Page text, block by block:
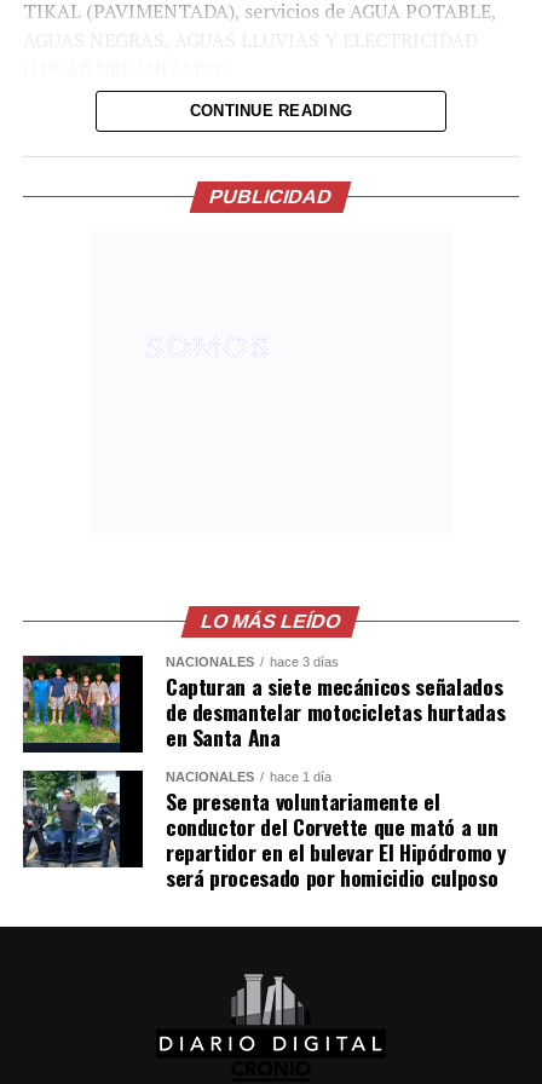
Comparte esto:
Facebook X
Me gusta esto:
TIKAL (PAVIMENTADA), servicios de AGUA POTABLE,
EL FINANCIAMIENTO LO PUEDE TRAMITAR EN
CUALQUIER INSTITUCIÓN FINANCIERA DE SU
INTERÉS, PARA MÁS INFORMACIÓN CONTACTAME AL
WHATSAPP: 7496 8521 / 7599-9181
UBICACIÓN:
https://maps.app.goo.gl/ueVNHEHmexK4zCJm9
CONTINUE READING
PUBLICIDAD
LO MÁS LEÍDO
NACIONALES hace 3 días
Capturan a siete mecánicos señalados
de desmantelar motocicletas hurtadas
en Santa Ana
NACIONALES hace 1 día
Se presenta voluntariamente el
conductor del Corvette que mató a un
repartidor en el bulevar El Hipódromo y
será procesado por homicidio culposo